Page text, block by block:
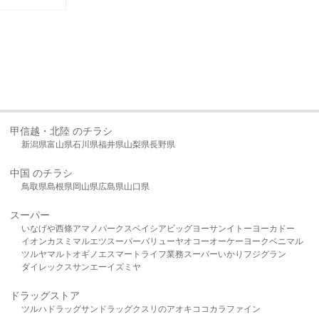
甲信越・北陸 のチラシ
新潟県富山県石川県福井県山梨県長野県
中国 のチラシ
鳥取県島根県岡山県広島県山口県
スーパー
いなげや西條アマノパークスベイシア ビッグヨーサンイトーヨーカドー
イオンカスミ マルエツスーパーバリューヤオコーオーケー ヨークベニマル
ツルヤマルト オギノ エスマート ライフ業務スーパーいかり フジグラン
ダイレックスサンエーイズミヤ
ドラッグストア
ツルハドラッグサンドラッグクスリのアオキ ココカラファイン